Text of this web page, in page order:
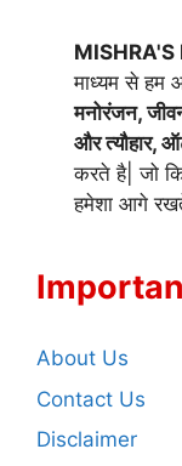
MISHRA'S
माध्यम से हम
मनोरंजन,
और त्यौहार,
करते है| जो
हमेशा आगे
About Us
Contact Us
Disclaimer